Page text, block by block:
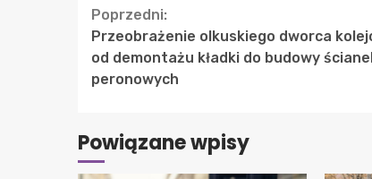
Continue
Reading
Poprzedni:
Przeobrażenie olkuskiego dworca
od demontażu kładki do budowy
peronowych
Powiązane wpisy